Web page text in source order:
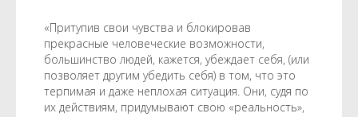
«Притупив свои чувства и блокировав
прекрасные человеческие возможности,
большинство людей, кажется, убеждает себя, (или
позволяет другим убедить себя) в том, что это
терпимая и даже неплохая ситуация. Они, судя по
их действиям, придумывают свою «реальность»,